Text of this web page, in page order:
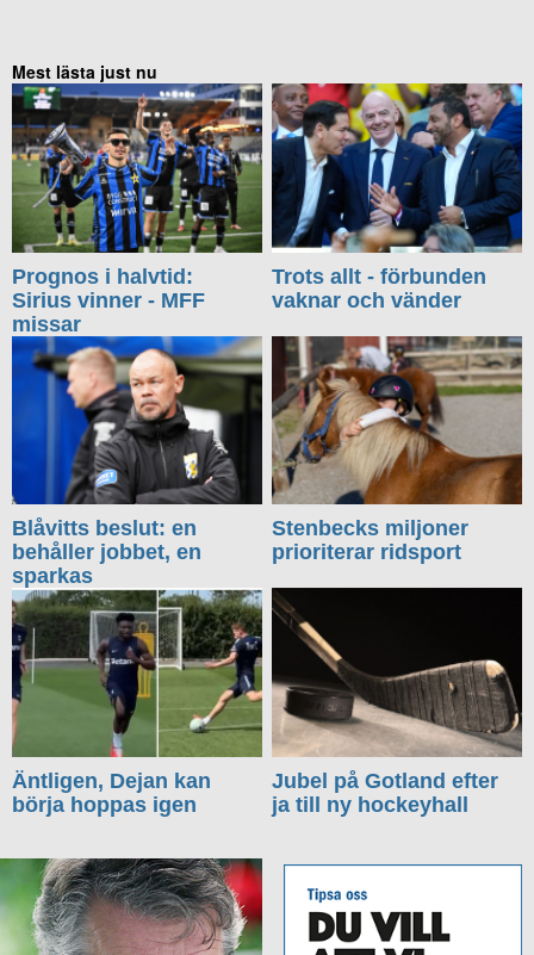
Mest lästa just nu
Prognos i halvtid:
Sirius vinner - MFF
missar
Trots allt - förbunden
vaknar och vänder
Blåvitts beslut: en
behåller jobbet, en
sparkas
Stenbecks miljoner
prioriterar ridsport
Äntligen, Dejan kan
börja hoppas igen
Jubel på Gotland efter
ja till ny hockeyhall